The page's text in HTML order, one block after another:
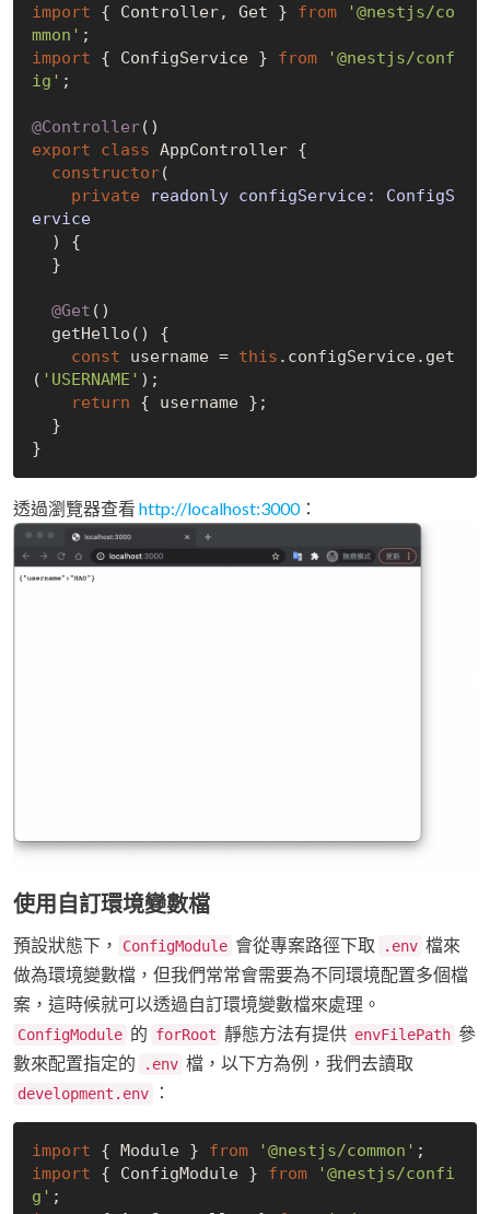
import { Controller, Get } from
'@nestjs/co
mmon'
import { ConfigService } from
'@nestjs/conf
ig' ;
@Controller
export
class AppController {
constructor(
private readonly configService: ConfigS
ervice
) {
@Get ()
const username = this .configService.get
( 'USERNAME' );
return { username };
透過瀏覽器查看 http://localhost:3000：
使用自訂環境變數檔
預設狀態下， ConfigModule 會從專案路徑下取 .env 檔來
做為環境變數檔，但我們常常會需要為不同環境配置多個檔
案，這時候就可以透過自訂環境變數檔來處理。
ConfigModule 的 forRoot 靜態方法有提供 envFilePath 參
數來配置指定的
.env 檔，以下方為例，我們去讀取
development.env ：
import { Module } from '@nestjs/common'
import { ConfigModule } from
'@nestjs/confi
g'